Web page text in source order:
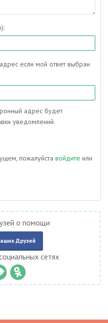
если мой ответ выбран
адрес будет
уведомлений.
пожалуйста войдите или
о помощи
Друзей
сетях